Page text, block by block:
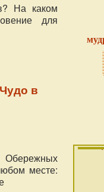
На каком
для
в
месте: